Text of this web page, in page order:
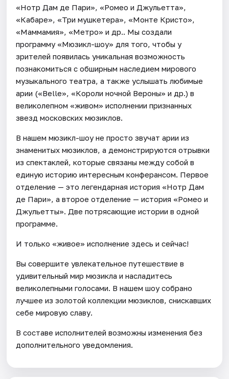
«Нотр Дам де Пари», «Ромео и Джульетта»,
«Кабаре», «Три мушкетера», «Монте Кристо»,
«Маммамия», «Метро» и др.. Мы создали
программу «Мюзикл-шоу» для того, чтобы у
зрителей появилась уникальная возможность
познакомиться с обширным наследием мирового
музыкального театра, а также услышать любимые
арии («Belle», «Короли ночной Вероны» и др.) в
великолепном «живом» исполнении признанных
звезд московских мюзиклов.
В нашем мюзикл-шоу не просто звучат арии из
знаменитых мюзиклов, а демонстрируются отрывки
из спектаклей, которые связаны между собой в
единую историю интересным конферансом. Первое
отделение — это легендарная история «Нотр Дам
де Пари», а второе отделение — история «Ромео и
Джульетты». Две потрясающие истории в одной
программе.
И только «живое» исполнение здесь и сейчас!
Вы совершите увлекательное путешествие в
удивительный мир мюзикла и насладитесь
великолепными голосами. В нашем шоу собрано
лучшее из золотой коллекции мюзиклов, снискавших
себе мировую славу.
В составе исполнителей возможны изменения без
дополнительного уведомления.